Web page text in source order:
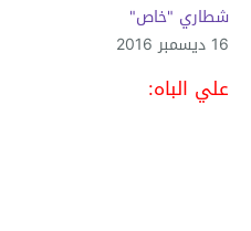
شطاري "خاص"
16 ديسمبر 2016
علي الباه: